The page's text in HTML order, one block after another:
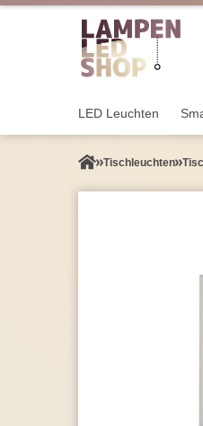
LED Leuchten
Tisch­leuchten